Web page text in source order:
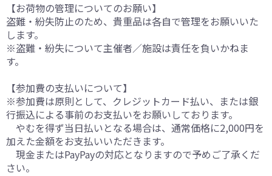
【お荷物の管理についてのお願い】
盗難・紛失防止のため、貴重品は各自で管理をお願いいた
します。
※盗難・紛失について主催者／施設は責任を負いかねま
す。
【参加費の支払いについて】
※参加費は原則として、クレジットカード払い、または銀
行振込による事前のお支払いをお願いしております。
やむを得ず当日払いとなる場合は、通常価格に2,000円を
加えた金額をお支払いいただきます。
現金またはPayPayの対応となりますので予めご了承くだ
さい。